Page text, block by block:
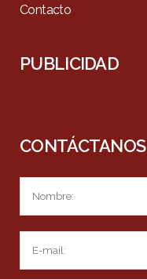
Contacto
PUBLICIDAD
CONTÁCTANOS